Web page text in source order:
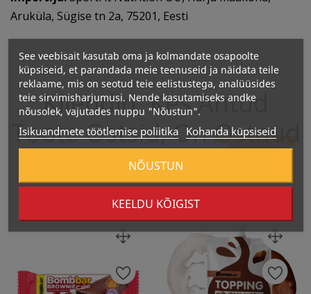
Aruküla, Sügise tn 2a, 75201, Eesti
Kliendid, Kes Antud
Toote Ostsid, OnOstnud
Ka:
See veebisait kasutab oma ja kolmandate osapoolte
küpsiseid, et parandada meie teenuseid ja näidata teile
reklaame, mis on seotud teie eelistustega, analüüsides
teie sirvimisharjumusi. Nende kasutamiseks andke
nõusolek, vajutades nuppu "Nõustun".
Isikuandmete töötlemise poliitika Kohanda küpsiseid
KEELDU KÕIGIST
NÕUSTUN